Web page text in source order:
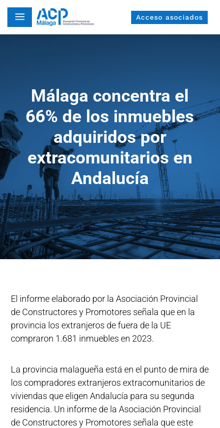
a Acceso asociados
Málaga concentra el
66% de los inmuebles
adquiridos por
extracomunitarios en
Andalucía
El informe elaborado por la Asociación Provincial
de Constructores y Promotores señala que en la
provincia los extranjeros de fuera de la UE
compraron 1.681 inmuebles en 2023.
La provincia malagueña está en el punto de mira de
los compradores extranjeros extracomunitarios de
viviendas que eligen Andalucía para su segunda
residencia. Un informe de la Asociación Provincial
de Constructores y Promotores señala que este